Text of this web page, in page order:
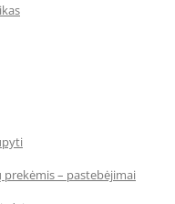
– pastebėjimai